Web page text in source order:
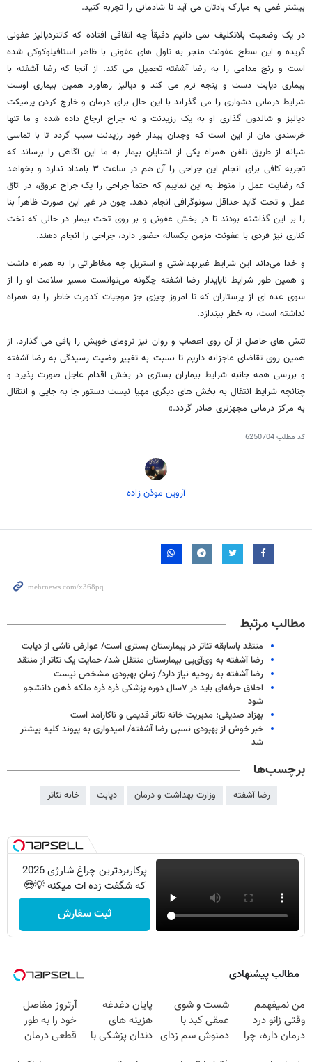
بیشتر غمی به مبارک بادتان می آید تا شادمانی را تجربه کنید.
در یک وضعیت بلاتکلیف نمی دانیم دقیقاً چه اتفاقی افتاده که کاتتردیالیز عفونی
گریده و این سطح عفونت منجر به تاول های عفونی با ظاهر استافیلوکوکی شده
است و رنج مدامی را به رضا آشفته تحمیل می کند. از آنجا که رضا آشفته با
بیماری دیابت دست و پنجه نرم می کند و دیالیز رهاورد همین بیماری اوست
شرایط درمانی دشواری را می گذراند با این حال برای درمان و خارج کردن پرمیکت
دیالیز و شالدون گذاری او به یک رزیدنت و نه جراح ارجاع داده شده و ما تنها
خرسندی مان از این است که وجدان بیدار خود رزیدنت سبب گردد تا با تماسی
شبانه از طریق تلفن همراه یکی از آشنایان بیمار به ما این آگاهی را برساند که
تجربه کافی برای انجام این جراحی را آن هم در ساعت ۳ بامداد ندارد و بخواهد
که رضایت عمل را منوط به این نماییم که حتماً جراحی را یک جراح عروق، در اتاق
عمل و تحت گاید حداقل سونوگرافی انجام دهد. چون در غیر این صورت ظاهراً بنا
را بر این گذاشته بودند تا در بخش عفونی و بر روی تخت بیمار در حالی که تخت
کناری نیز فردی با عفونت مزمن یکساله حضور دارد، جراحی را انجام دهند.
و خدا می‌داند این شرایط غیربهداشتی و استریل چه مخاطراتی را به همراه داشت
و همین طور شرایط ناپایدار رضا آشفته چگونه می‌توانست مسیر سلامت او را از
سوی عده ای از پرستاران که تا امروز چیزی جز موجبات کدورت خاطر را به همراه
نداشته است، به خطر بیندازد.
تنش های حاصل از آن روی اعصاب و روان نیز ترومای خویش را باقی می گذارد. از
همین روی تقاضای عاجزانه داریم تا نسبت به تغییر وضیت رسیدگی به رضا آشفته
و بررسی همه جانبه شرایط بیماران بستری در بخش اقدام عاجل صورت پذیرد و
چنانچه شرایط انتقال به بخش های دیگری مهیا نیست دستور جا به جایی و انتقال
به مرکز درمانی مجهزتری صادر گردد.»
کد مطلب6250704
آروین موذن زاده
مطالب مرتبط
منتقد باسابقه تئاتر در بیمارستان بستری است/ عوارض ناشی از دیابت
رضا آشفته به وی‌آی‌پی بیمارستان منتقل شد/ حمایت یک تئاتر از منتقد
رضا آشفته به روحیه نیاز دارد/ زمان بهبودی مشخص نیست
اخلاق حرفه‌ای باید در ۷سال دوره پزشکی ذره ذره ملکه ذهن دانشجو
شود
بهزاد صدیقی: مدیریت خانه تئاتر قدیمی و ناکارآمد است
خبر خوش از بهبودی نسبی رضا آشفته/ امیدواری به پیوند کلیه بیشتر
شد
برچسب‌ها
رضا آشفته وزارت بهداشت و درمان دیابت خانه تئاتر
پرکاربردترین چراغ شارژی 2026
که شگفت زده ات میکنه 💡😍
ثبت سفارش
مطالب پیشنهادی
من نمیفهمم
وقتی زانو درد
درمان داره، چرا
شست و شوی
عمقی کبد با
دمنوش سم زدای
پایان دغدغه
هزینه های
دندان پزشکی با
آرتروز مفاصل
خود را به طور
قطعی درمان